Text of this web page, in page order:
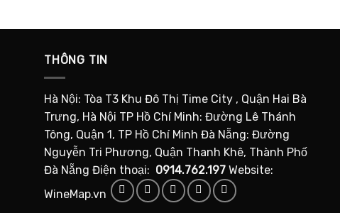
THÔNG TIN
Hà Nội: Tòa T3 Khu Đô Thị Time City , Quận Hai Bà
Trưng, Hà Nội TP Hồ Chí Minh: Đường Lê Thánh
Tông, Quận 1, TP Hồ Chí Minh Đà Nẵng: Đường
Nguyễn Tri Phương, Quận Thanh Khê, Thành Phố
Đà Nẵng Điện thoại: 0914.762.197 Website:
WineMap.vn